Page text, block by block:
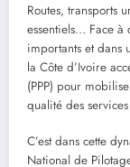
Routes, transports
essentiels… Face à
importants et dans
la Côte d’Ivoire
(PPP) pour
qualité des
C’est dans cette
National de